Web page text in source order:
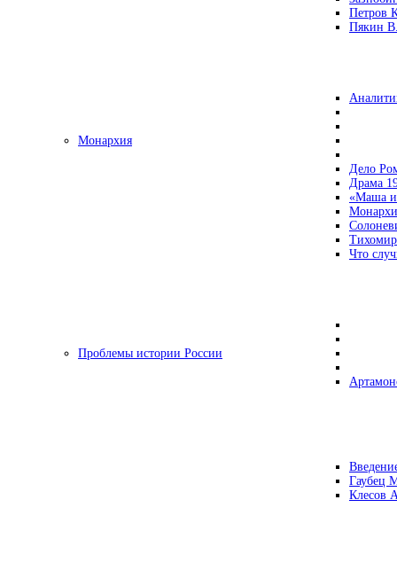
Петров
Пякин
Монархия
Дело
Драма
«Маша и
Что
Проблемы истории России
Гаубец
Клесов